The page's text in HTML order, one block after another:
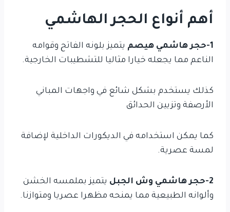
أهم أنواع الحجر الهاشمي
1-حجر هاشمي هيصم
يتميز بلونه الفاتح وقوامه
الناعم مما يجعله خيارا مثاليا للتشطيبات الخارجية.
كذلك يستخدم بشكل شائع في واجهات المباني
الأرصفة وتزيين الحدائق
كما يمكن استخدامه في الديكورات الداخلية لإضافة
لمسة عصرية.
2-حجر هاشمي وش الجبل
يتميز بملمسه الخشن
وألوانه الطبيعية مما يمنحه مظهرا عصريا ومتوازنا.